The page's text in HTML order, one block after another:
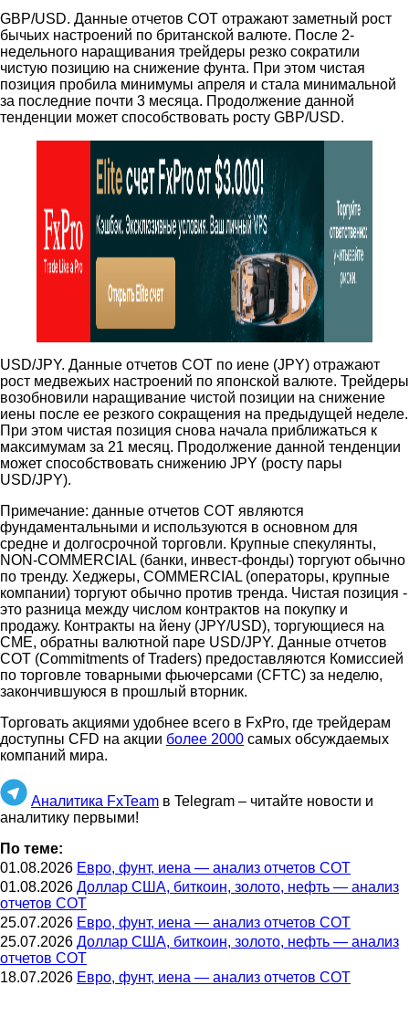
GBP/USD. Данные отчетов COT отражают заметный рост
бычьих настроений по британской валюте. После 2-
недельного наращивания трейдеры резко сократили
чистую позицию на снижение фунта. При этом чистая
позиция пробила минимумы апреля и стала минимальной
за последние почти 3 месяца. Продолжение данной
тенденции может способствовать росту GBP/USD.
USD/JPY. Данные отчетов COT по иене (JPY) отражают
рост медвежьих настроений по японской валюте. Трейдеры
возобновили наращивание чистой позиции на снижение
иены после ее резкого сокращения на предыдущей неделе.
При этом чистая позиция снова начала приближаться к
максимумам за 21 месяц. Продолжение данной тенденции
может способствовать снижению JPY (росту пары
USD/JPY).
Примечание: данные отчетов COT являются
фундаментальными и используются в основном для
средне и долгосрочной торговли. Крупные спекулянты,
NON-COMMERCIAL (банки, инвест-фонды) торгуют обычно
по тренду. Хеджеры, COMMERCIAL (операторы, крупные
компании) торгуют обычно против тренда. Чистая позиция -
это разница между числом контрактов на покупку и
продажу. Контракты на йену (JPY/USD), торгующиеся на
CME, обратны валютной паре USD/JPY. Данные отчетов
COT (Commitments of Traders) предоставляются Комиссией
по торговле товарными фьючерсами (CFTC) за неделю,
закончившуюся в прошлый вторник.
Торговать акциями удобнее всего в FxPro, где трейдерам
доступны CFD на акции более 2000 самых обсуждаемых
компаний мира.
Аналитика FxTeam в Telegram – читайте новости и
аналитику первыми!
По теме:
01.08.2026 Евро, фунт, иена — анализ отчетов СОТ
01.08.2026 Доллар США, биткоин, золото, нефть — анализ
отчетов СОТ
25.07.2026 Евро, фунт, иена — анализ отчетов СОТ
25.07.2026 Доллар США, биткоин, золото, нефть — анализ
отчетов СОТ
18.07.2026 Евро, фунт, иена — анализ отчетов СОТ